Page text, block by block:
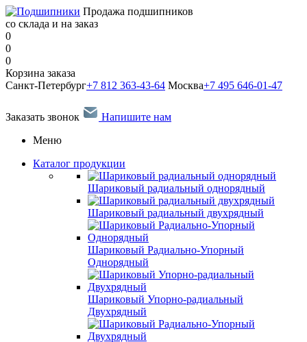
Продажа подшипников
со склада и на заказ
0
0
0
Корзина заказа
Санкт-Петербург+7 812 363-43-64 Москва+7 495 646-01-47
Заказать звонок
Напишите нам
Меню
Каталог продукции
Шариковый радиальный однорядный
Шариковый радиальный двухрядный
Шариковый Радиально-Упорный
Однорядный
Шариковый Упорно-радиальный
Двухрядный